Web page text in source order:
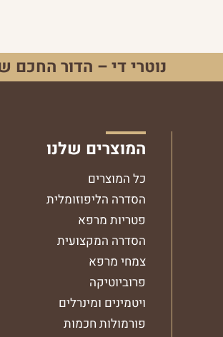
נוטרי די – הדור החכם
המוצרים שלנו
כל המוצרים
הסדרה הליפוזומלית
פטריות מרפא
הסדרה המקצועית
צמחי מרפא
פרוביוטיקה
ויטמינים ומינרלים
פורמולות חכמות